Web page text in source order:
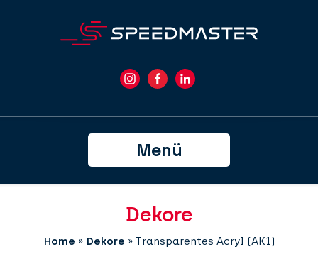
Menü
Dekore
Home » Dekore » Transparentes Acryl (AK1)